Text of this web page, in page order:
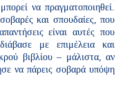
να πραγματοποιηθεί.
και σπουδαίες, που
είναι αυτές που
με επιμέλεια και
βιβλίου – μάλιστα, αν
να πάρεις σοβαρά υπόψη